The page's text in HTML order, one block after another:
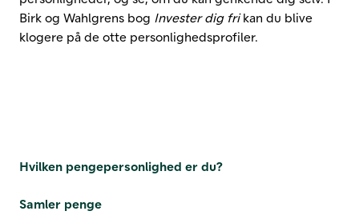
Birk og Wahlgrens bog Invester dig frikan du blive
klogere på de otte personlighedsprofiler.
Hvilken pengepersonlighed er du?
Samler penge